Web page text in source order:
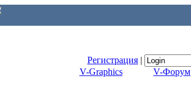
Регистрация |
V-Graphics
V-Форум